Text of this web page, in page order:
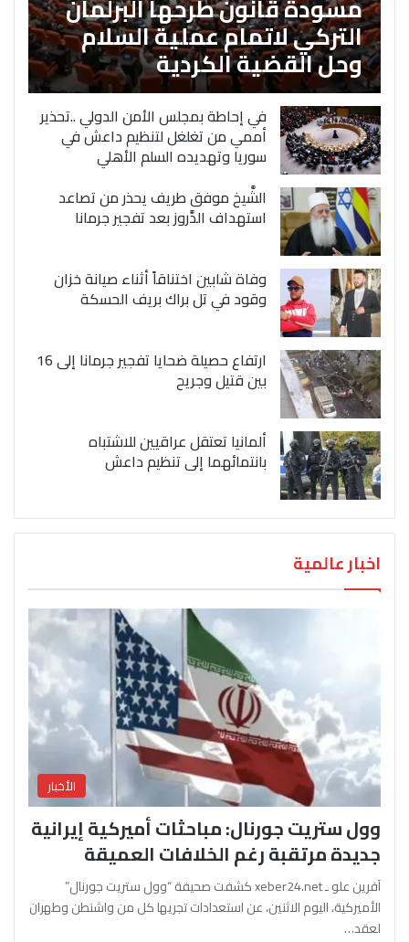
التركي لاتمام عملية السلام
وحل القضية الكردية
في إحاطة بمجلس الأمن الدولي ..تحذير
أممي من تغلغل لتنظيم داعش في
سوريا وتهديده السلم الأهلي
الشَّيخ موفق طريف يحذر من تصاعد
استهداف الدَّروز بعد تفجير جرمانا
وفاة شابين اختناقاً أثناء صيانة خزان
وقود في تل براك بريف الحسكة
ارتفاع حصيلة ضحايا تفجير جرمانا إلى 16
بين قتيل وجريح
ألمانيا تعتقل عراقيين للاشتباه
بانتمائهما إلى تنظيم داعش
اخبار عالمية
الأخبار
وول ستريت جورنال: مباحثات أميركية إيرانية
جديدة مرتقبة رغم الخلافات العميقة
آفرين علو ـ xeber24.net كشفت صحيفة “وول ستريت جورنال”
الأميركية، اليوم الاثنين، عن استعدادات تجريها كل من واشنطن وطهران
لعقد…